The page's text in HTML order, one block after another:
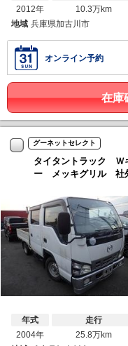
2012年
10.3万km
地域 兵庫県加古川市
オンライン予約
在庫
グーネットセレクト
タイタントラック
ー メッキグリル 社
年式
2004年
走行
25.8万km